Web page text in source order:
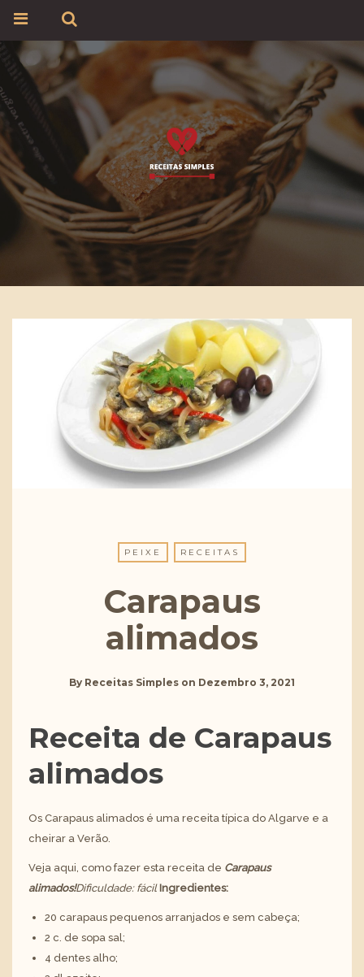
PEIXE RECEITAS
Carapaus
alimados
By Receitas Simples on Dezembro 3, 2021
Receita de Carapaus
alimados
Os Carapaus alimados é uma receita típica do Algarve e a
cheirar a Verão.
Veja aqui, como fazer esta receita de Carapaus
alimados!Dificuldade: fácil Ingredientes:
20 carapaus pequenos arranjados e sem cabeça;
2 c. de sopa sal;
4 dentes alho;